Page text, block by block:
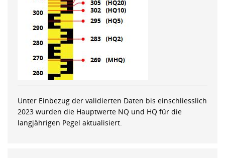
Unter Einbezug der validierten Daten bis einschliesslich
2023 wurden die Hauptwerte NQ und HQ für die
langjährigen Pegel aktualisiert.